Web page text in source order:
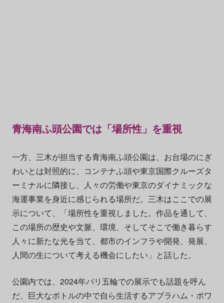
青海南ふ頭公園では「場所性」を重視
一方、三木が担当する青海南ふ頭公園は、お台場のにぎ
わいとは対照的に、コンテナふ頭や東京国際クルーズタ
ーミナルに隣接し、人々の労働や東京のダイナミックな
海運事業を身近に感じられる場所だ。三木はここでの展
示について、「場所性を重視しました。作品を通して、
この場所の歴史や文脈、環境、そしてそこで働き暮らす
人々に新たな光を当て、都市のインフラや開発、発展、
人間の生について考える機会にしたい」と話した。
公園内では、2024年パリ五輪での展示でも話題を呼ん
だ、巨大なボトルの中で自ら生活するアブラハム・ポワ